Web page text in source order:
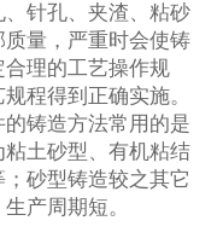
针孔、夹渣、粘砂
量，严重时会使铸
理的工艺操作规
程得到正确实施。
铸造方法常用的是
土砂型、有机粘结
砂型铸造较之其它
产周期短。